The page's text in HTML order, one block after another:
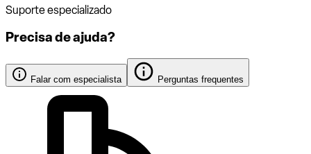
Suporte especializado
Precisa de ajuda?
Falar com especialista Perguntas frequentes